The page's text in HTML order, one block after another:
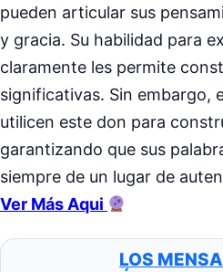
pueden articular sus
y gracia. Su habilidad para
claramente les permite
significativas. Sin embargo,
utilicen este don para
garantizando que sus
siempre de un lugar de
Ver Más Aqui
LOS